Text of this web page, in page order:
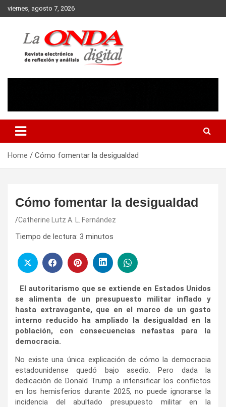
Skip
to
viernes, agosto 7, 2026
Home Cómo fomentar la desigualdad
Cómo fomentar la desigualdad
Catherine Lutz A. L. Fernández
Tiempo de lectura: 3 minutos
El autoritarismo que se extiende en Estados Unidos
se alimenta de un presupuesto militar inflado y
hasta extravagante, que en el marco de un gasto
interno reducido ha ampliado la desigualdad en la
población, con consecuencias nefastas para la
democracia.
No existe una única explicación de cómo la democracia
estadounidense quedó bajo asedio. Pero dada la
dedicación de Donald Trump a intensificar los conflictos
en los hemisferios durante 2025, no puede ignorarse la
incidencia del abultado presupuesto militar en la